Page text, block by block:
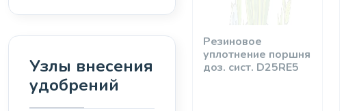
Узлы внесения
удобрений
Резиновое
уплотнение поршня
доз. сист. D25RE5